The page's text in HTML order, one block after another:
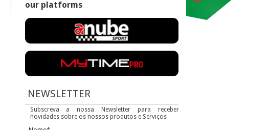
our platforms
NEWSLETTER
Subscreva a nossa Newsletter para receber
novidades sobre os nossos produtos e Serviços